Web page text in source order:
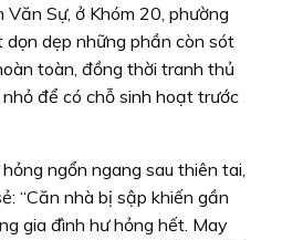
Sự, ở Khóm 20, phường
dẹp những phần còn sót
toàn, đồng thời tranh thủ
để có chỗ sinh hoạt trước
ngổn ngang sau thiên tai,
“Căn nhà bị sập khiến gần
gia đình hư hỏng hết. May